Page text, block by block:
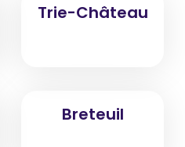
Trie-Château
Breteuil